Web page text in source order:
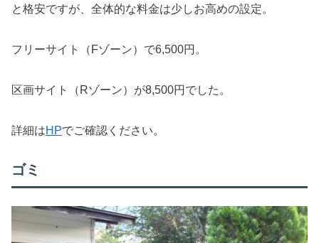
と格安ですが、全体的な料金は少しお高めの設定。
フリーサイト（Fゾーン）で6,500円。
区画サイト（Rゾーン）が8,500円でした。
詳細はHPでご確認ください。
ゴミ